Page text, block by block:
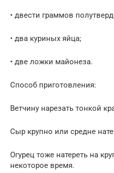
• двести граммов
• два куриных яйца;
• две ложки майонеза.
Способ приготовления:
Ветчину нарезать тонкой
Сыр крупно или средне
Огурец тоже натереть на
некоторое время.